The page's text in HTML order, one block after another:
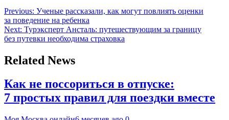
Previous: Ученые рассказали, как могут повлиять оценки
за поведение на ребенка
Next: Турэксперт Ансталь: путешествующим за границу
без путевки необходима страховка
Related News
Как не поссориться в отпуске:
7 простых правил для поездки вместе